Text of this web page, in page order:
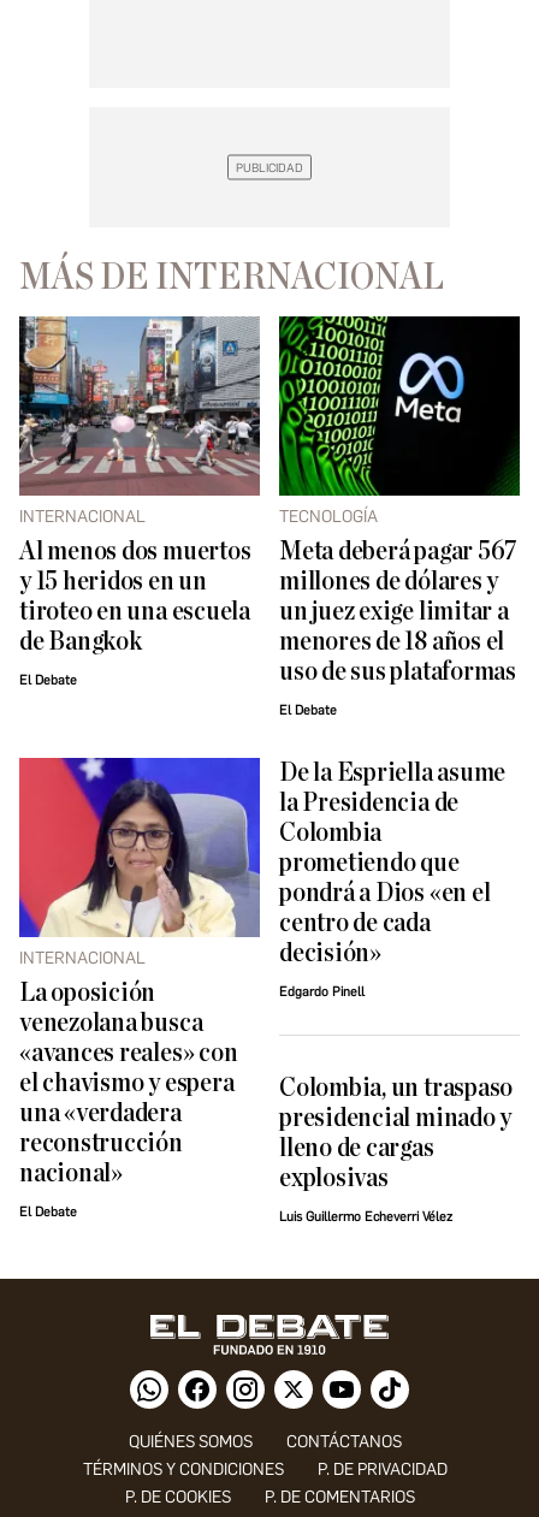
MÁS DE INTERNACIONAL
INTERNACIONAL
Al menos dos muertos
y 15 heridos en un
tiroteo en una escuela
de Bangkok
El Debate
TECNOLOGÍA
Meta deberá pagar 567
millones de dólares y
un juez exige limitar a
menores de 18 años el
uso de sus plataformas
El Debate
INTERNACIONAL
La oposición
venezolana busca
«avances reales» con
el chavismo y espera
una «verdadera
reconstrucción
nacional»
El Debate
De la Espriella asume
la Presidencia de
Colombia
prometiendo que
pondrá a Dios «en el
centro de cada
decisión»
Edgardo Pinell
Colombia, un traspaso
presidencial minado y
lleno de cargas
explosivas
Luis Guillermo Echeverri Vélez
QUIÉNES SOMOS
CONTÁCTANOS
TÉRMINOS Y CONDICIONES
P. DE PRIVACIDAD
P. DE COOKIES
P. DE COMENTARIOS